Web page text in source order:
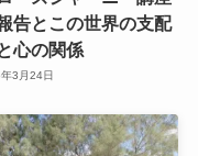
告とこの世界の支配
心の関係
3月24日